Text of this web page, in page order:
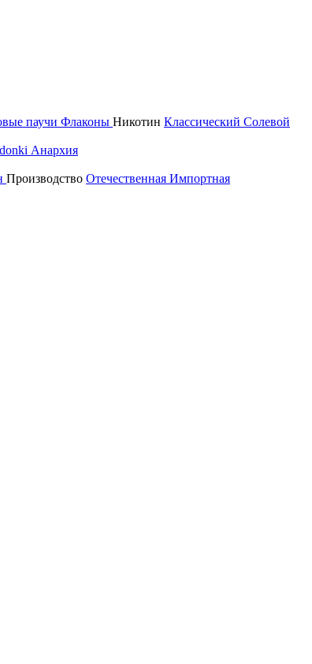
паучи Флаконы Никотин Классический Солевой
Анархия
Производство Отечественная Импортная